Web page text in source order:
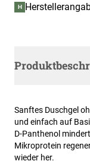
H
Sanftes Duschgel
und einfach auf
D-Panthenol
Mikroprotein
wieder her.